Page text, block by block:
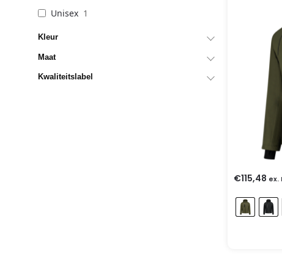
Unisex 1
Kleur
Maat
Kwaliteitslabel
€115,48 ex.